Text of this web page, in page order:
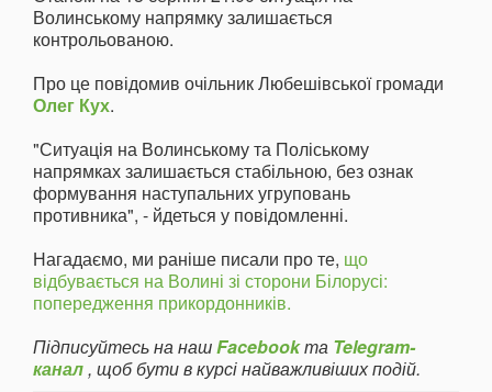
Волинському напрямку залишається
контрольованою.
Про це повідомив очільник Любешівської громади
Олег Кух.
"Ситуація на Волинському та Поліському
напрямках залишається стабільною, без ознак
формування наступальних угруповань
противника", - йдеться у повідомленні.
Нагадаємо, ми раніше писали про те, що
відбувається на Волині зі сторони Білорусі:
попередження прикордонників.
Підписуйтесь на нашFacebookта Telegram-
канал, щоб бути в курсі найважливіших подій.